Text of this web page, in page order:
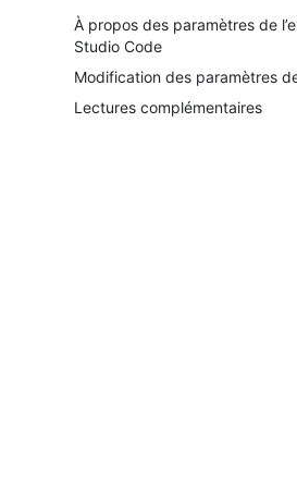
À propos des paramètres de
Studio Code
Modification des paramètres
Lectures complémentaires